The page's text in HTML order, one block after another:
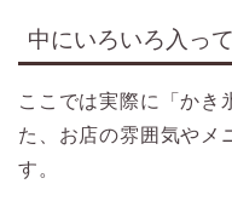
中にいろいろ入っ
ここでは実際に「かき
た、お店の雰囲気やメ
す。